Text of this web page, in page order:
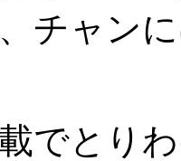
チャン
でとり